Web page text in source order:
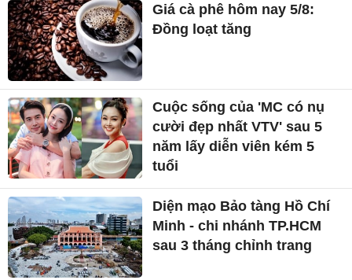
Giá cà phê hôm nay 5/8:
Đồng loạt tăng
Cuộc sống của 'MC có nụ
cười đẹp nhất VTV' sau 5
năm lấy diễn viên kém 5
tuổi
Diện mạo Bảo tàng Hồ Chí
Minh - chi nhánh TP.HCM
sau 3 tháng chỉnh trang